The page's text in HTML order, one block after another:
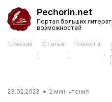
Pechorin.net
Портал больших
возможностей
Главная Статьи Новости
23.02.2023 2 мин. чтения